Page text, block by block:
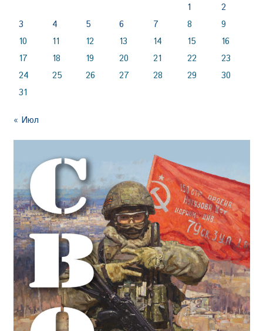
1
2
3
4 5 6 7 8
9
10
11 12 13 14 15
16
17
18 19 20 21 22
23
24
25 26 27 28 29
30
31
« Июл